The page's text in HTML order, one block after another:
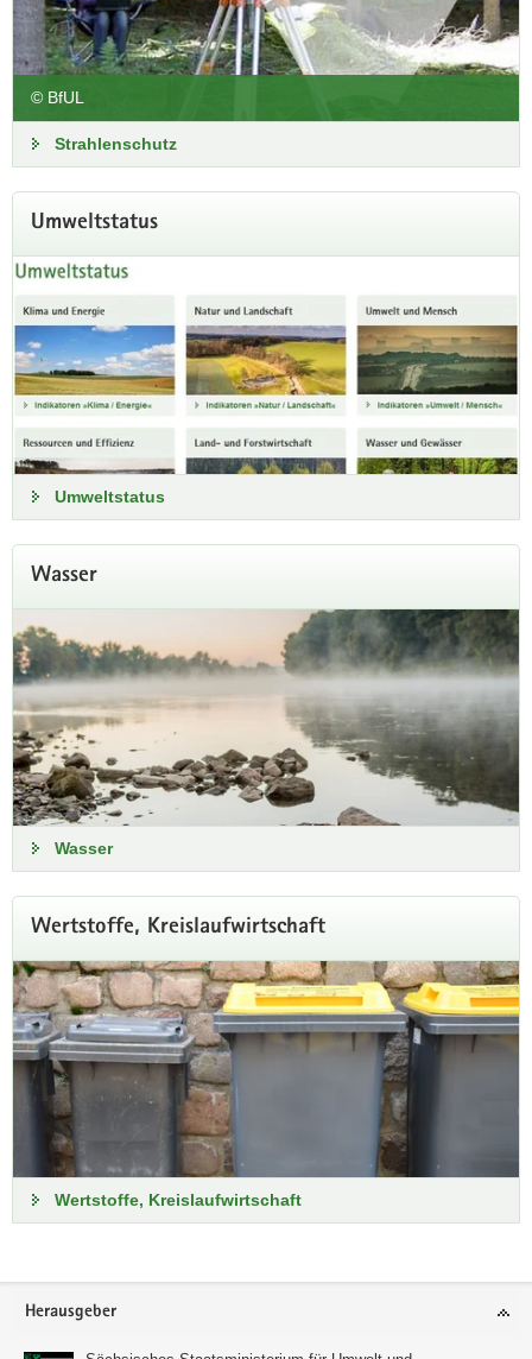
© BfUL
Strahlenschutz
Umweltstatus
Umweltstatus
Wasser
Wasser
Wertstoffe, Kreislaufwirtschaft
Wertstoffe, Kreislaufwirtschaft
Footer-
Herausgeber